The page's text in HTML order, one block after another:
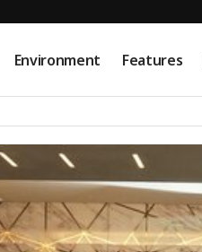
Environment Features